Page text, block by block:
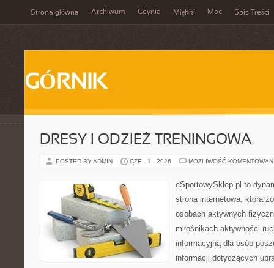
Strona główna Archiwum Gdynia Miękki Moc Spis Treści
GÓRNIK
DRESY I ODZIEŻ TRENINGOWA
POSTED BY ADMIN CZE - 1 - 2026 MOŻLIWOŚĆ
eSportowySklep.pl to
strona internetowa, która
osobach aktywnych
miłośnikach aktywności
informacyjną dla osób
informacji dotyczących